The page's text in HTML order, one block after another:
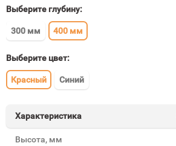
Выберите глубину:
300 мм 400 мм
Выберите цвет:
Красный Синий
Характеристика
Высота, мм